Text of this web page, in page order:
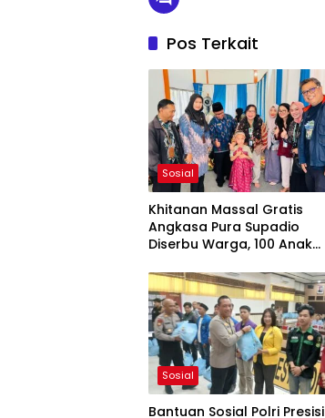
Pos Terkait
Sosial
Khitanan Massal Gratis
Angkasa Pura Supadio
Diserbu Warga, 100 Anak
Sosial
Bantuan Sosial Polri Presisi